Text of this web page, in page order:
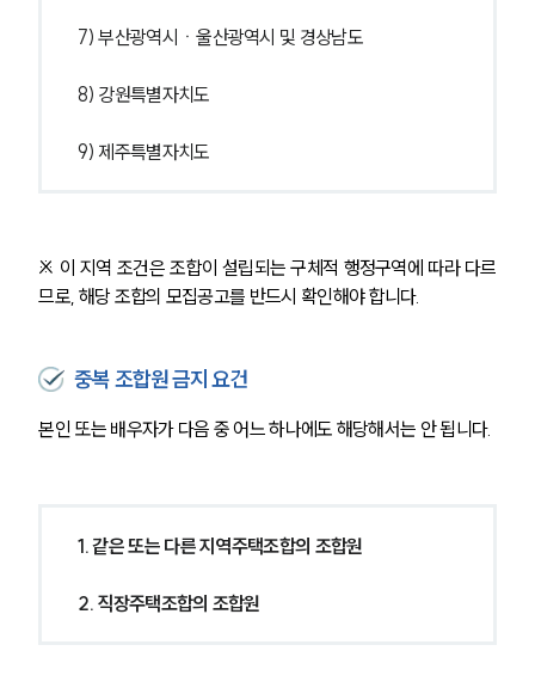
7) 부산광역시ㆍ울산광역시 및 경상남도
8) 강원특별자치도
9) 제주특별자치도
※ 이 지역 조건은 조합이 설립되는 구체적 행정구역에 따라 다르
므로, 해당 조합의 모집공고를 반드시 확인해야 합니다.
중복 조합원 금지 요건
본인 또는 배우자가 다음 중 어느 하나에도 해당해서는 안 됩니다.
1. 같은 또는 다른 지역주택조합의 조합원
2. 직장주택조합의 조합원